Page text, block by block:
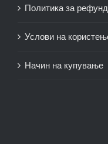
Политика за
Услови на
Начин на купување